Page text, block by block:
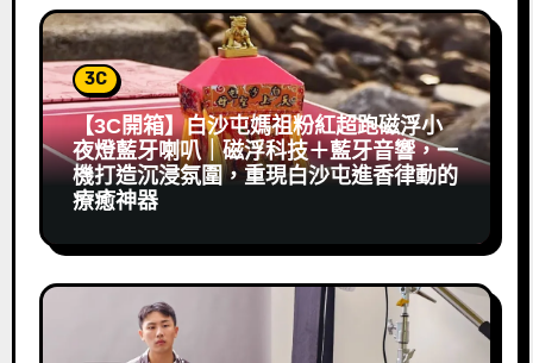
3C
【3C開箱】白沙屯媽祖粉紅超跑磁浮小
夜燈藍牙喇叭｜磁浮科技＋藍牙音響，一
機打造沉浸氛圍，重現白沙屯進香律動的
療癒神器